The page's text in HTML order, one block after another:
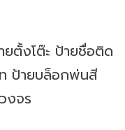
ตั้งโต๊ะ ป้ายชื่อติด
ป้ายบล็อกพ่นสี
งจร